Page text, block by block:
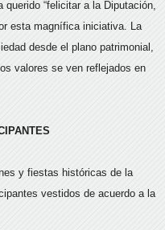
“felicitar a la Diputación,
esta magnífica iniciativa. La
desde el plano patrimonial,
valores se ven reflejados en
y fiestas históricas de la
vestidos de acuerdo a la